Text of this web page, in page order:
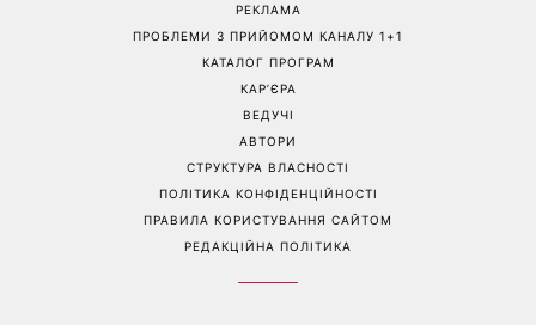
РЕКЛАМА
ПРОБЛЕМИ З ПРИЙОМОМ КАНАЛУ 1+1
КАТАЛОГ ПРОГРАМ
КАР’ЄРА
ВЕДУЧІ
АВТОРИ
СТРУКТУРА ВЛАСНОСТІ
ПОЛІТИКА КОНФІДЕНЦІЙНОСТІ
ПРАВИЛА КОРИСТУВАННЯ САЙТОМ
РЕДАКЦІЙНА ПОЛІТИКА